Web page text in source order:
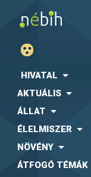
HIVATAL
AKTUÁLIS
ÁLLAT
ÉLELMISZER
NÖVÉNY
ÁTFOGÓ TÉMÁK